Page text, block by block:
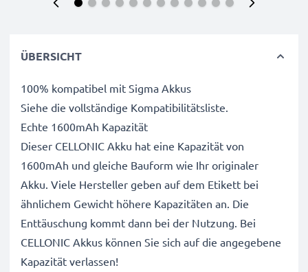
ÜBERSICHT
100% kompatibel mit Sigma Akkus
Siehe die vollständige Kompatibilitätsliste.
Echte 1600mAh Kapazität
Dieser CELLONIC Akku hat eine Kapazität von
1600mAh und gleiche Bauform wie Ihr originaler
Akku. Viele Hersteller geben auf dem Etikett bei
ähnlichem Gewicht höhere Kapazitäten an. Die
Enttäuschung kommt dann bei der Nutzung. Bei
CELLONIC Akkus können Sie sich auf die angegebene
Kapazität verlassen!